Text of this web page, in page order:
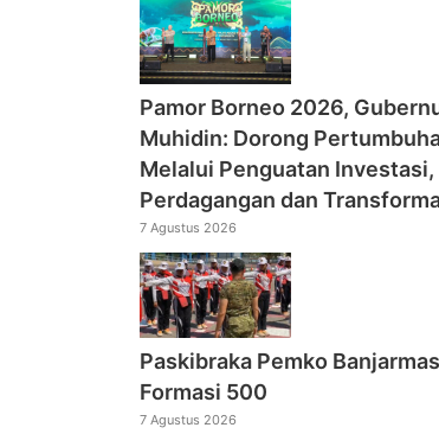
Pamor Borneo 2026,
Muhidin: Dorong
Melalui Penguatan Investasi,
Perdagangan dan
7 Agustus 2026
Paskibraka Pemko
Formasi 500
7 Agustus 2026